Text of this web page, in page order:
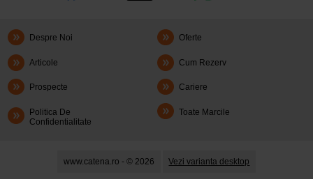
Despre Noi Oferte
Articole Cum Rezerv
Prospecte Cariere
Politica De
Confidentialitate
Toate Marcile
www.catena.ro - © 2026 Vezi varianta desktop